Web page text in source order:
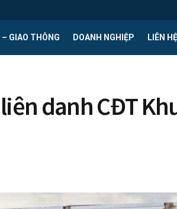
– GIAO THÔNG DOANH NGHIỆP LIÊN HỆ
danh CĐT